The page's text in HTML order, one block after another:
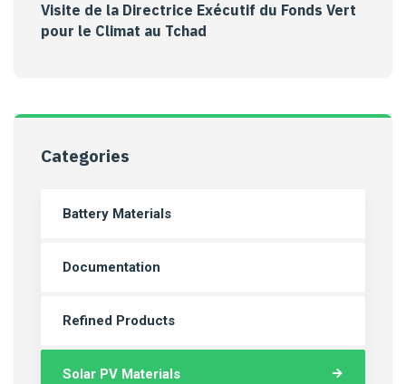
Visite de la Directrice Exécutif du Fonds Vert
pour le Climat au Tchad
Categories
Battery Materials
Documentation
Refined Products
Solar PV Materials